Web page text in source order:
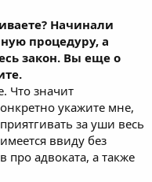
Начинали
процедуру, а
закон. Вы еще о
Что значит
укажите мне,
за уши весь
ввиду без
про адвоката, а также